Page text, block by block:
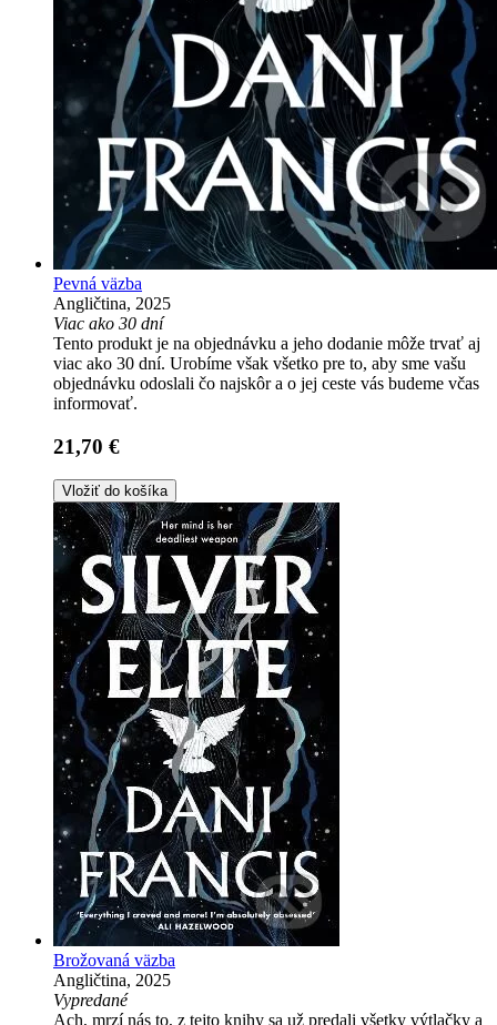
Pevná väzba
Angličtina, 2025
Viac ako 30 dní
Tento produkt je na objednávku a jeho dodanie môže trvať aj
viac ako 30 dní. Urobíme však všetko pre to, aby sme vašu
objednávku odoslali čo najskôr a o jej ceste vás budeme včas
informovať.
21,70 €
Vložiť do košíka
Brožovaná väzba
Angličtina, 2025
Vypredané
Ach, mrzí nás to, z tejto knihy sa už predali všetky výtlačky a